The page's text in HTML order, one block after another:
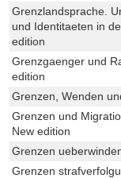
Grenzlandsprache.
und Identitaeten in
edition
Grenzgaenger und
edition
Grenzen, Wenden
Grenzen und
New edition
Grenzen
Grenzen